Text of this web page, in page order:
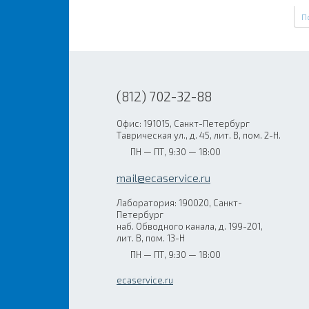
(812) 702-32-88
Офис: 191015, Санкт-Петербург
Таврическая ул., д. 45, лит. В, пом. 2-Н.
ПН — ПТ, 9:30 — 18:00
mail@ecaservice.ru
Лаборатория: 190020, Санкт-
Петербург
наб. Обводного канала, д. 199-201,
лит. В, пом. 13-Н
ПН — ПТ, 9:30 — 18:00
ecaservice.ru